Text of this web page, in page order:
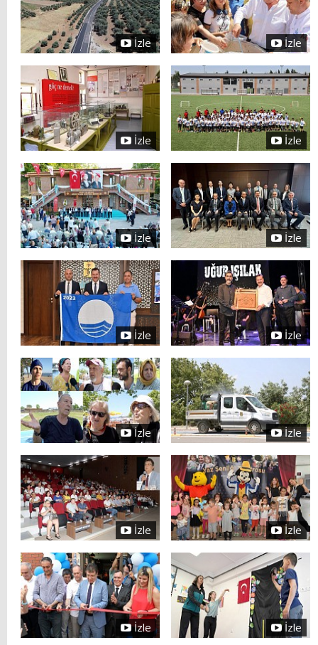
İzle İzle
İzle İzle
İzle İzle
İzle İzle
İzle İzle
İzle İzle
İzle İzle